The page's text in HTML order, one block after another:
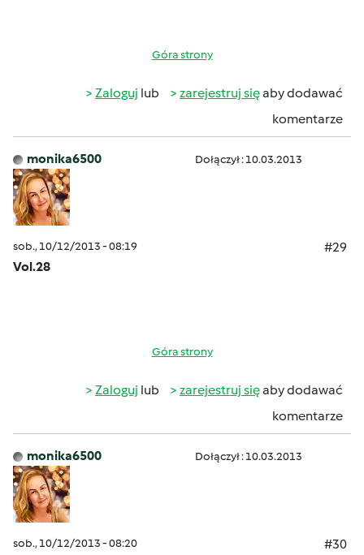
Góra strony
Zaloguj lub zarejestruj sięaby dodawać
komentarze
monika6500 Dołączył : 10.03.2013
sob., 10/12/2013 - 08:19
#29
Vol.28
Góra strony
Zaloguj lub zarejestruj sięaby dodawać
komentarze
monika6500 Dołączył : 10.03.2013
sob., 10/12/2013 - 08:20
#30